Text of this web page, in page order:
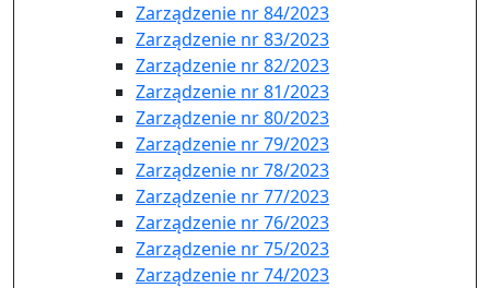
Zarządzenie nr 84/2023
Zarządzenie nr 83/2023
Zarządzenie nr 82/2023
Zarządzenie nr 81/2023
Zarządzenie nr 80/2023
Zarządzenie nr 79/2023
Zarządzenie nr 78/2023
Zarządzenie nr 77/2023
Zarządzenie nr 76/2023
Zarządzenie nr 75/2023
Zarządzenie nr 74/2023